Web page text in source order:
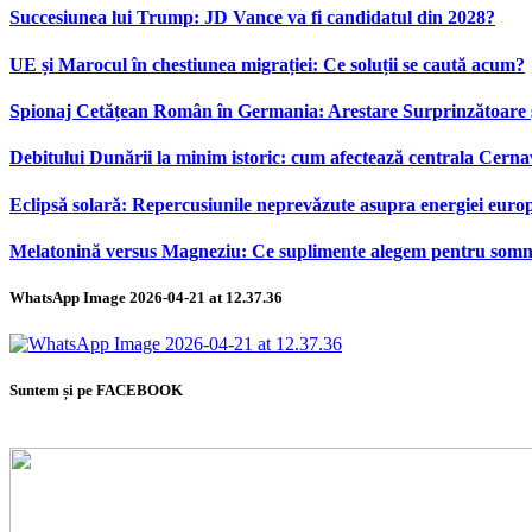
Succesiunea lui Trump: JD Vance va fi candidatul din 2028?
UE și Marocul în chestiunea migrației: Ce soluții se caută acum?
Spionaj Cetățean Român în Germania: Arestare Surprinzătoare
Debitului Dunării la minim istoric: cum afectează centrala
Eclipsă solară: Repercusiunile neprevăzute asupra energiei
Melatonină versus Magneziu: Ce suplimente alegem pentru
WhatsApp Image 2026-04-21 at 12.37.36
Suntem și pe FACEBOOK